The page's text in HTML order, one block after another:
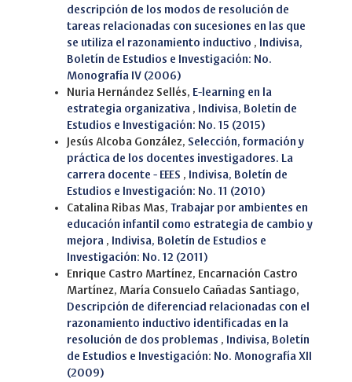
descripción de los modos de resolución de
tareas relacionadas con sucesiones en las que
se utiliza el razonamiento inductivo , Indivisa,
Boletín de Estudios e Investigación: No.
Monografía IV (2006)
Nuria Hernández Sellés, E-learning en la
estrategia organizativa , Indivisa, Boletín de
Estudios e Investigación: No. 15 (2015)
Jesús Alcoba González, Selección, formación y
práctica de los docentes investigadores. La
carrera docente - EEES , Indivisa, Boletín de
Estudios e Investigación: No. 11 (2010)
Catalina Ribas Mas, Trabajar por ambientes en
educación infantil como estrategia de cambio y
mejora , Indivisa, Boletín de Estudios e
Investigación: No. 12 (2011)
Enrique Castro Martínez, Encarnación Castro
Martínez, María Consuelo Cañadas Santiago,
Descripción de diferenciad relacionadas con el
razonamiento inductivo identificadas en la
resolución de dos problemas , Indivisa, Boletín
de Estudios e Investigación: No. Monografía XII
(2009)